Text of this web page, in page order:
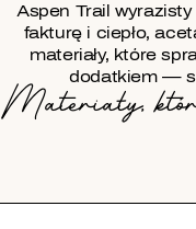
Aspen Trail
fakturę i ciepło,
materiały, które
dodatkiem —
Materiały,